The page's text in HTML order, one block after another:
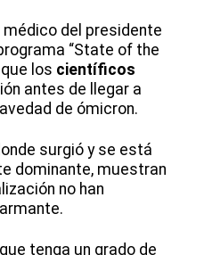
médico del presidente
“State of the
los científicos
antes de llegar a
de ómicron.
surgió y se está
dominante, muestran
no han
tenga un grado de